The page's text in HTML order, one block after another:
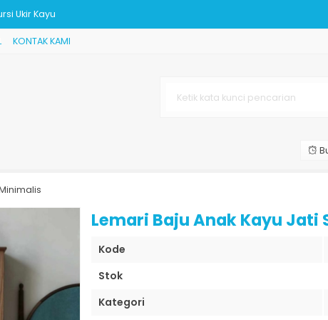
Ukir Kayu
KONTAK KAMI
Lemari Baju Anak Kayu Jati
Kode
Stok
Kategori